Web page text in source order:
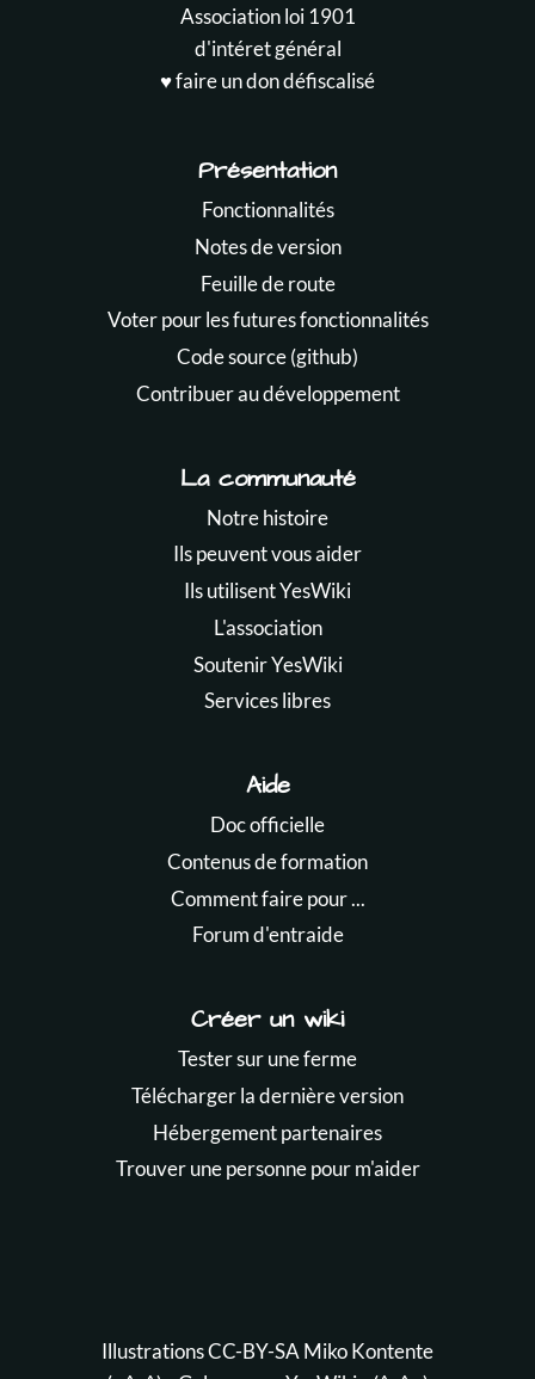
Association loi 1901
d'intéret général
♥️ faire un don défiscalisé
Présentation
Fonctionnalités
Notes de version
Feuille de route
Voter pour les futures fonctionnalités
Code source (github)
Contribuer au développement
La communauté
Notre histoire
Ils peuvent vous aider
Ils utilisent YesWiki
L'association
Soutenir YesWiki
Services libres
Aide
Doc officielle
Contenus de formation
Comment faire pour ...
Forum d'entraide
Créer un wiki
Tester sur une ferme
Télécharger la dernière version
Hébergement partenaires
Trouver une personne pour m'aider
Illustrations CC-BY-SAMiko Kontente